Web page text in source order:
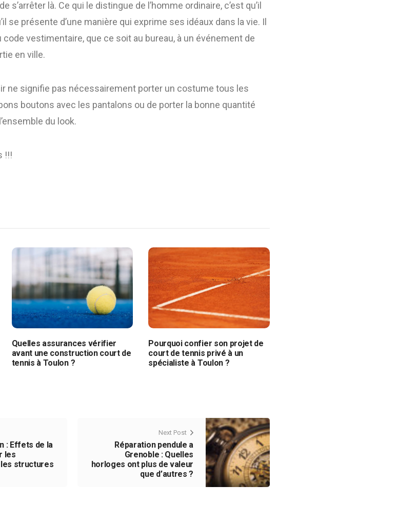
là. Ce qui le distingue de l’homme ordinaire, c’est qu’il
se présente d’une manière qui exprime ses idéaux dans la vie. Il
vestimentaire, que ce soit au bureau, à un événement de
en ville.
ne signifie pas nécessairement porter un costume tous les
boutons avec les pantalons ou de porter la bonne quantité
du look.
!!!
Quelles assurances vérifier
avant une construction court de
tennis à Toulon ?
Pourquoi confier son projet de
court de tennis privé à un
spécialiste à Toulon ?
: Effets de la
les
structures
Next Post
Réparation pendule a
Grenoble : Quelles
horloges ont plus de valeur
que d’autres ?